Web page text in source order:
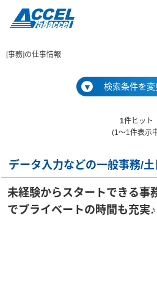
[事務]の仕事情報
▼ 検索条件を変
1件ヒット
(1～1件表示
データ入力などの一般事務/
未経験からスタートできる事
でプライベートの時間も充実♪